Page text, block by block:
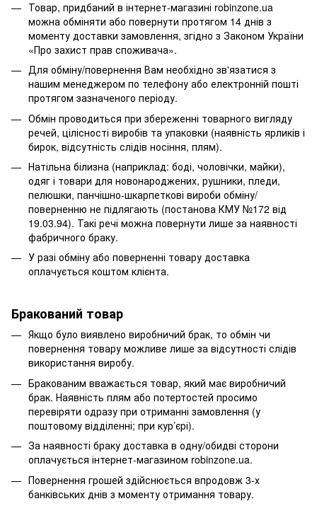
Товар, придбаний в інтернет-магазині robinzone.ua
можна обміняти або повернути протягом 14 днів з
моменту доставки замовлення, згідно з Законом України
«Про захист прав споживача».
Для обміну/повернення Вам необхідно зв'язатися з
нашим менеджером по телефону або електронній пошті
протягом зазначеного періоду.
Обмін проводиться при збереженні товарного вигляду
речей, цілісності виробів та упаковки (наявність ярликів і
бирок, відсутність слідів носіння, плям).
Натільна білизна (наприклад: боді, чоловічки, майки),
одяг і товари для новонароджених, рушники, пледи,
пелюшки, панчішно-шкарпеткові вироби обміну/
поверненню не підлягають (постанова КМУ №172 від
19.03.94). Такі речі можна повернути лише за наявності
фабричного браку.
У разі обміну або поверненні товару доставка
оплачується коштом клієнта.
Бракований товар
Якщо було виявлено виробничий брак, то обмін чи
повернення товару можливе лише за відсутності слідів
використання виробу.
Бракованим вважається товар, який має виробничий
брак. Наявність плям або потертостей просимо
перевіряти одразу при отриманні замовлення (у
поштовому відділенні; при кур’єрі).
За наявності браку доставка в одну/обидві сторони
оплачується інтернет-магазином robinzone.ua.
Повернення грошей здійснюється впродовж 3-х
банківських днів з моменту отримання товару.